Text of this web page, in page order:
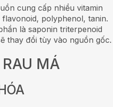
cung cấp nhiều vitamin
polyphenol, tanin.
là saponin triterpenoid
thay đổi tùy vào nguồn gốc.
MÁ